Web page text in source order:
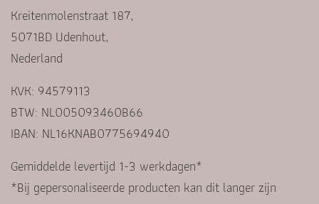
Kreitenmolenstraat 187,
5071BD Udenhout,
Nederland
KVK: 94579113
BTW: NL005093460B66
IBAN: NL16KNAB0775694940
Gemiddelde levertijd 1-3 werkdagen*
*Bij gepersonaliseerde producten kan dit langer zijn